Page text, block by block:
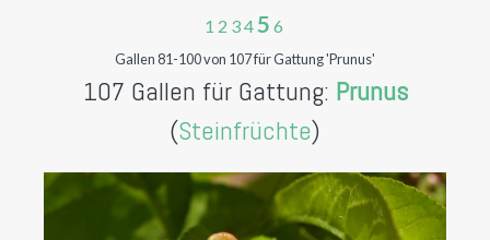
1 2 345 6
Gallen 81-100 von 107 für Gattung 'Prunus'
107 Gallen für Gattung: Prunus
(Steinfrüchte)